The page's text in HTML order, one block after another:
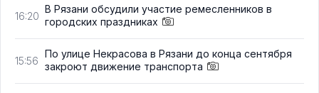
16:20
В Рязани обсудили участие ремесленников в
городских праздниках
15:56
По улице Некрасова в Рязани до конца сентября
закроют движение транспорта